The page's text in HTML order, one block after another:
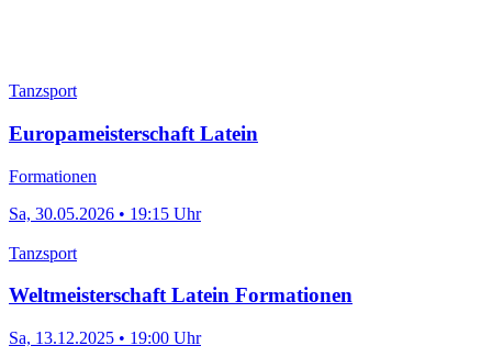
Tanzsport
Europameisterschaft Latein
Formationen
Sa, 30.05.2026 • 19:15 Uhr
Tanzsport
Weltmeisterschaft Latein Formationen
Sa, 13.12.2025 • 19:00 Uhr